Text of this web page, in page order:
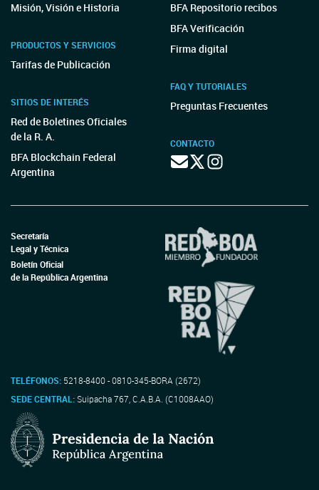
Misión, Visión e Historia
PRODUCTOS Y SERVICIOS
Tarifas de Publicación
SITIOS DE INTERÉS
Red de Boletines Oficiales
de la R. A.
BFA Blockchain Federal
Argentina
BFA Repositorio recibos
BFA Verificación
Firma digital
FAQ Y TUTORIALES
Preguntas Frecuentes
CONTACTO
Secretaría
Legal y Técnica
Boletín Oficial
de la República Argentina
TELÉFONOS: 5218-8400 - 0810-345-BORA (2672)
SEDE CENTRAL:Suipacha 767, C.A.B.A. (C1008AAO)